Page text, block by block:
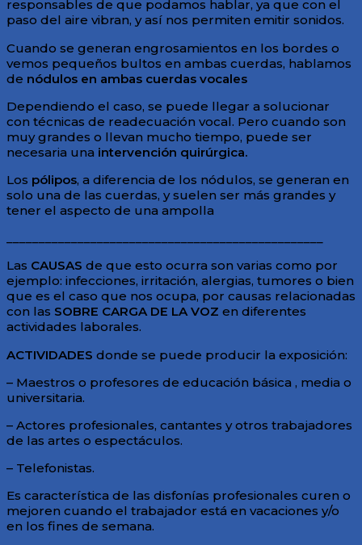
responsables de que podamos hablar, ya que con el
paso del aire vibran, y así nos permiten emitir sonidos.
Cuando se generan engrosamientos en los bordes o
vemos pequeños bultos en ambas cuerdas, hablamos
de nódulos en ambas cuerdas vocales
Dependiendo el caso, se puede llegar a solucionar
con técnicas de readecuación vocal. Pero cuando son
muy grandes o llevan mucho tiempo, puede ser
necesaria una intervención quirúrgica.
Los pólipos, a diferencia de los nódulos, se generan en
solo una de las cuerdas, y suelen ser más grandes y
tener el aspecto de una ampolla
Las CAUSAS de que esto ocurra son varias como por
ejemplo: infecciones, irritación, alergias, tumores o bien
que es el caso que nos ocupa, por causas relacionadas
con las SOBRE CARGA DE LA VOZ en diferentes
actividades laborales.
ACTIVIDADES donde se puede producir la exposición:
– Maestros o profesores de educación básica , media o
universitaria.
– Actores profesionales, cantantes y otros trabajadores
de las artes o espectáculos.
– Telefonistas.
Es característica de las disfonías profesionales curen o
mejoren cuando el trabajador está en vacaciones y/o
en los fines de semana.